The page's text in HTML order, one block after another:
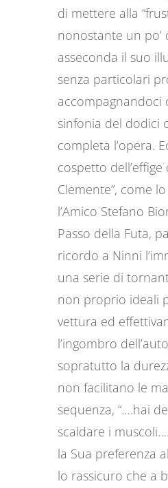
di mettere alla
nonostante un po’
asseconda il suo
senza particolari
accompagnandoci
sinfonia del dodici
completa l’opera.
cospetto dell’effige
Clemente”, come
l’Amico Stefano
Passo della Futa,
ricordo a Ninni
una serie di
non proprio ideali
vettura ed
l’ingombro
sopratutto la
non facilitano le
sequenza, “….hai
scaldare i
la Sua preferenza
lo rassicuro che a